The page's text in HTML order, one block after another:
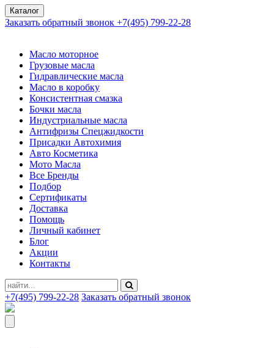
Каталог
Заказать обратный звонок +7(495) 799-22-28
Масло моторное
Грузовые масла
Гидравлические масла
Масло в коробку
Консистентная смазка
Бочки масла
Индустриальные масла
Антифризы Спецжидкости
Присадки Автохимия
Авто Косметика
Мото Масла
Все Бренды
Подбор
Сертификаты
Доставка
Помощь
Личный кабинет
Блог
Акции
Контакты
+7(495) 799-22-28 Заказать обратный звонок